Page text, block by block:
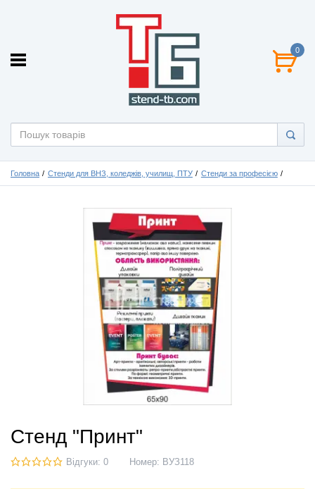
0
Головна Стенди для ВНЗ, коледжів, училищ, ПТУ Стенди за професією
Стенд "Принт"
Відгуки: 0 Номер: ВУЗ118